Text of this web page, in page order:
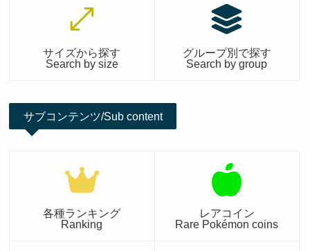
サイズから探す
Search by size
グループ別で探す
Search by group
サブコンテンツ/Sub content
各種ランキング
Ranking
レアコイン
Rare Pokémon coins